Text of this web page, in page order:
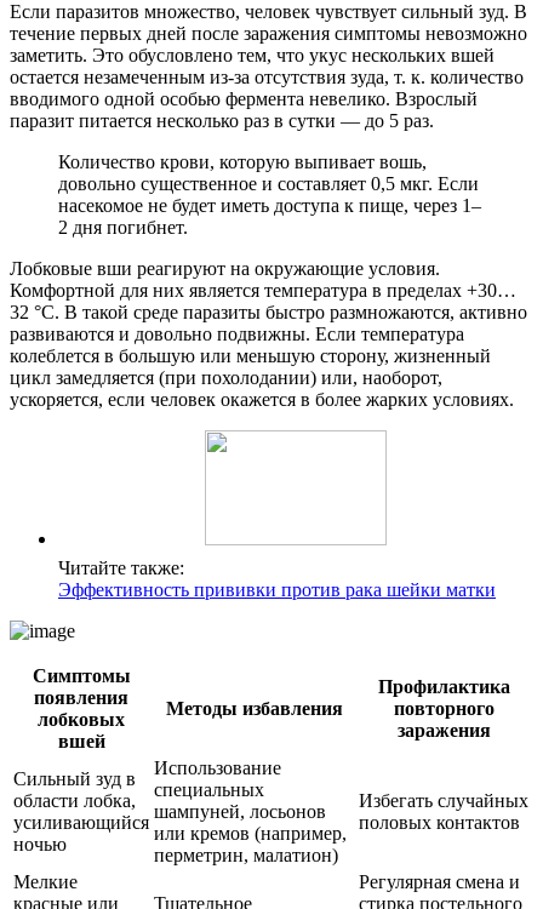
Если паразитов множество, человек чувствует сильный зуд. В
течение первых дней после заражения симптомы невозможно
заметить. Это обусловлено тем, что укус нескольких вшей
остается незамеченным из-за отсутствия зуда, т. к. количество
вводимого одной особью фермента невелико. Взрослый
паразит питается несколько раз в сутки — до 5 раз.
Количество крови, которую выпивает вошь,
довольно существенное и составляет 0,5 мкг. Если
насекомое не будет иметь доступа к пище, через 1–
2 дня погибнет.
Лобковые вши реагируют на окружающие условия.
Комфортной для них является температура в пределах +30…
32 °C. В такой среде паразиты быстро размножаются, активно
развиваются и довольно подвижны. Если температура
колеблется в большую или меньшую сторону, жизненный
цикл замедляется (при похолодании) или, наоборот,
ускоряется, если человек окажется в более жарких условиях.
Читайте также:
Эффективность прививки против рака шейки матки
Симптомы
появления
лобковых
вшей
Методы избавления
Профилактика
повторного
заражения
Сильный зуд в
области лобка,
усиливающийся
ночью
Использование
специальных
шампуней, лосьонов
или кремов (например,
перметрин, малатион)
Избегать случайных
половых контактов
Мелкие
красные или
Тщательное
Регулярная смена и
стирка постельного